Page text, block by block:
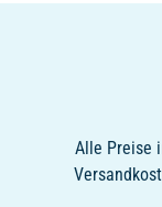
Alle Preise